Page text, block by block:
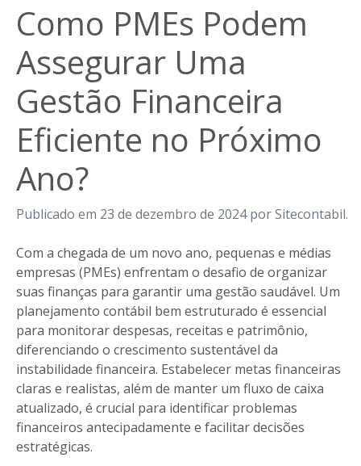
Como PMEs Podem
Assegurar Uma
Gestão Financeira
Eficiente no Próximo
Ano?
Publicado em 23 de dezembro de 2024 por Sitecontabil.
Com a chegada de um novo ano, pequenas e médias
empresas (PMEs) enfrentam o desafio de organizar
suas finanças para garantir uma gestão saudável. Um
planejamento contábil bem estruturado é essencial
para monitorar despesas, receitas e patrimônio,
diferenciando o crescimento sustentável da
instabilidade financeira. Estabelecer metas financeiras
claras e realistas, além de manter um fluxo de caixa
atualizado, é crucial para identificar problemas
financeiros antecipadamente e facilitar decisões
estratégicas.